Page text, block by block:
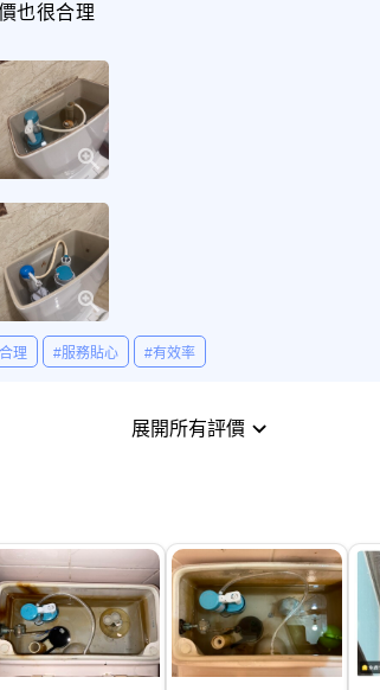
也很合理
理 #服務貼心 #有效率
展開所有評價